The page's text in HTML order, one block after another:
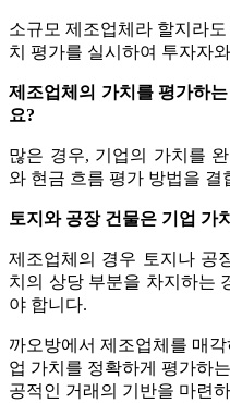
소규모 제조업체라 할지라
치 평가를 실시하여 투자자
제조업체의 가치를 평가하
요?
많은 경우, 기업의 가치를
와 현금 흐름 평가 방법을 결
토지와 공장 건물은 기업 가
제조업체의 경우 토지나 공
치의 상당 부분을 차지하는
야 합니다.
까오방에서 제조업체를 매
업 가치를 정확하게 평가하
공적인 거래의 기반을 마련